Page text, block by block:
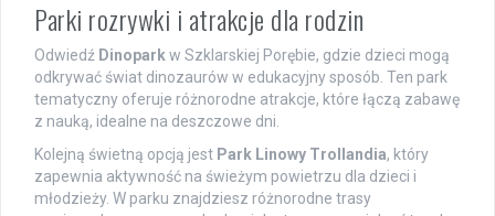
Parki rozrywki i atrakcje dla rodzin
Odwiedź Dinoparkw Szklarskiej Porębie, gdzie dzieci mogą
odkrywać świat dinozaurów w edukacyjny sposób. Ten park
tematyczny oferuje różnorodne atrakcje, które łączą zabawę
z nauką, idealne na deszczowe dni.
Kolejną świetną opcją jest Park Linowy Trollandia, który
zapewnia aktywność na świeżym powietrzu dla dzieci i
młodzieży. W parku znajdziesz różnorodne trasy